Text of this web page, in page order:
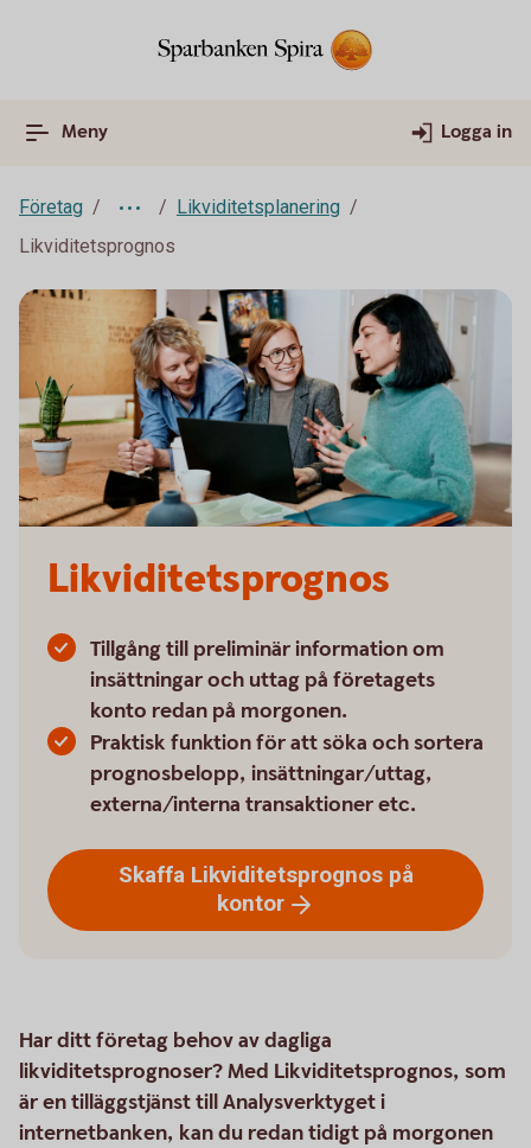
Meny Logga in
Företag
Likviditetsplanering
Likviditetsprognos
Likviditetsprognos
Tillgång till preliminär information om
insättningar och uttag på företagets
konto redan på morgonen.
Praktisk funktion för att söka och sortera
prognosbelopp, insättningar/uttag,
externa/interna transaktioner etc.
Skaffa Likviditetsprognos på
kontor
Har ditt företag behov av dagliga
likviditetsprognoser? Med Likviditetsprognos, som
är en tilläggstjänst till Analysverktyget i
internetbanken, kan du redan tidigt på morgonen